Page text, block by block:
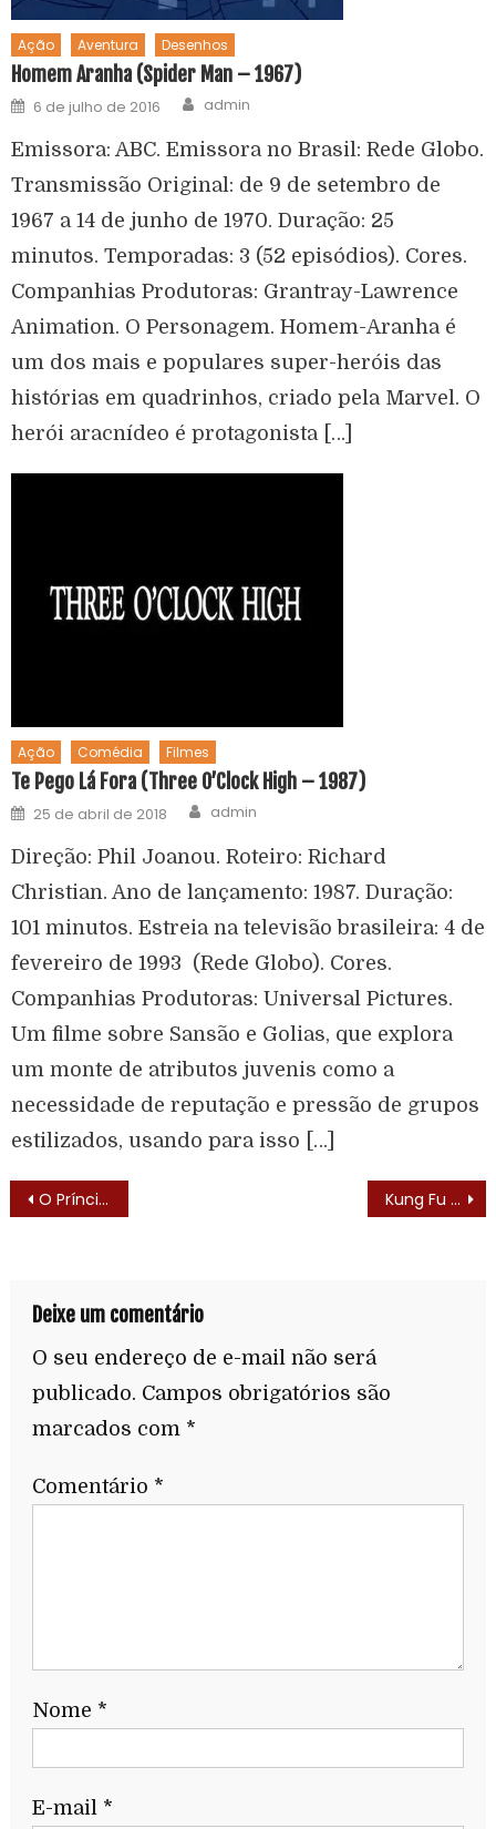
Ação Aventura Desenhos
Homem Aranha (Spider Man – 1967)
6 de julho de 2016 admin
Emissora: ABC. Emissora no Brasil: Rede Globo.
Transmissão Original: de 9 de setembro de
1967 a 14 de junho de 1970. Duração: 25
minutos. Temporadas: 3 (52 episódios). Cores.
Companhias Produtoras: Grantray-Lawrence
Animation. O Personagem. Homem-Aranha é
um dos mais e populares super-heróis das
histórias em quadrinhos, criado pela Marvel. O
herói aracnídeo é protagonista […]
Ação Comédia Filmes
Te Pego Lá Fora (Three O’Clock High – 1987)
25 de abril de 2018 admin
Direção: Phil Joanou. Roteiro: Richard
Christian. Ano de lançamento: 1987. Duração:
101 minutos. Estreia na televisão brasileira: 4 de
fevereiro de 1993 (Rede Globo). Cores.
Companhias Produtoras: Universal Pictures.
Um filme sobre Sansão e Golias, que explora
um monte de atributos juvenis como a
necessidade de reputação e pressão de grupos
estilizados, usando para isso […]
O Príncipe e o Dinossauro (Kaiju Ouji – 1967) – Lista de Episódios Kung Fu (Kung Fu – 1972) – Elenco
Deixe um comentário
O seu endereço de e-mail não será
publicado. Campos obrigatórios são
marcados com *
Comentário *
Nome *
E-mail *